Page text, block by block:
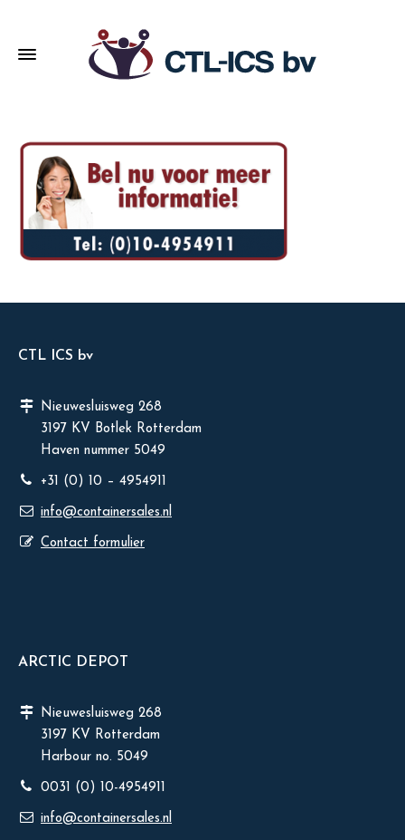
CTL ICS bv
Nieuwesluisweg 268
3197 KV Botlek Rotterdam
Haven nummer 5049
+31 (0) 10 – 4954911
info@containersales.nl
Contact formulier
ARCTIC DEPOT
Nieuwesluisweg 268
3197 KV Rotterdam
Harbour no. 5049
0031 (0) 10-4954911
info@containersales.nl